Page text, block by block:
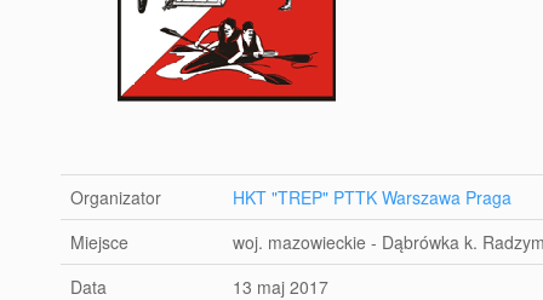
Organizator
HKT "TREP" PTTK Warszawa Praga
Miejsce
woj. mazowieckie - Dąbrówka k.
Data
13 maj 2017